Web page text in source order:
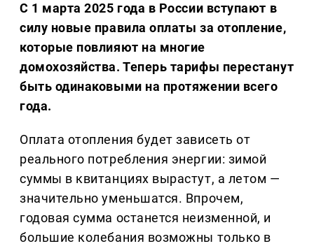
С 1 марта 2025 года в России вступают в
силу новые правила оплаты за отопление,
которые повлияют на многие
домохозяйства. Теперь тарифы перестанут
быть одинаковыми на протяжении всего
года.
Оплата отопления будет зависеть от
реального потребления энергии: зимой
суммы в квитанциях вырастут, а летом —
значительно уменьшатся. Впрочем,
годовая сумма останется неизменной, и
большие колебания возможны только в